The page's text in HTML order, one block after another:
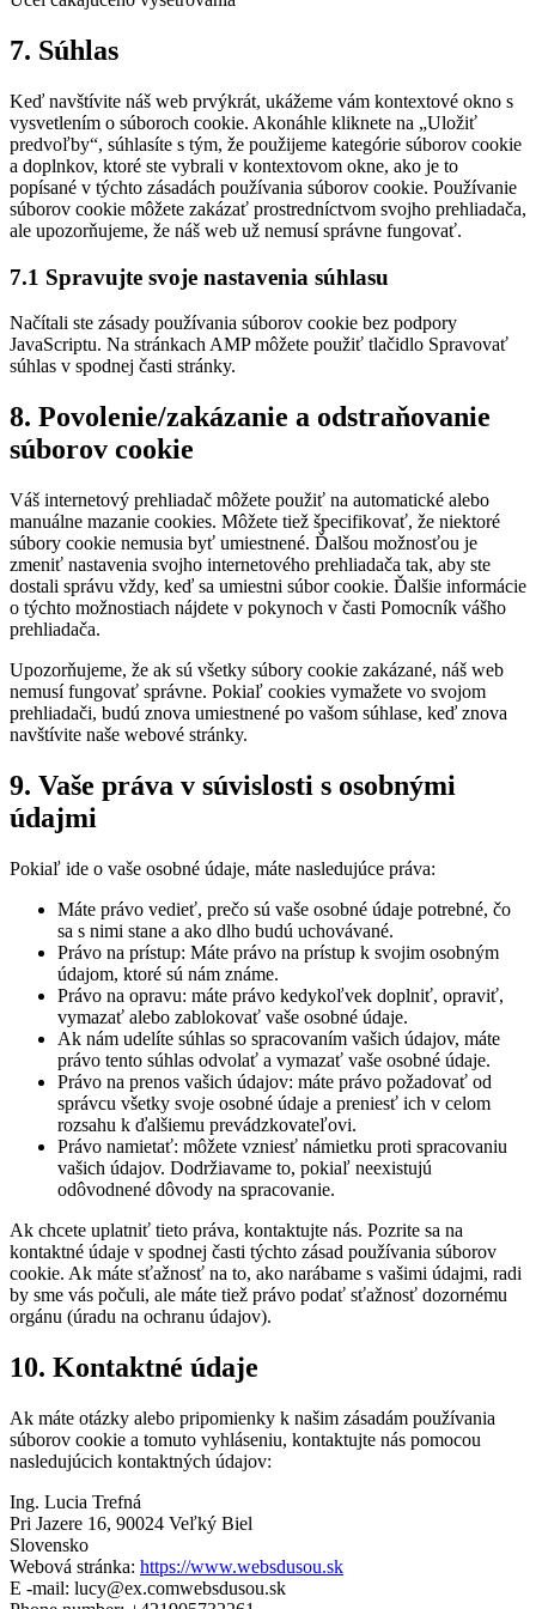
Consent
to
rôzne
7. Súhlas
Keď navštívite náš web prvýkrát, ukážeme vám kontextové okno s
vysvetlením o súboroch cookie. Akonáhle kliknete na „Uložiť
predvoľby“, súhlasíte s tým, že použijeme kategórie súborov cookie
a doplnkov, ktoré ste vybrali v kontextovom okne, ako je to
popísané v týchto zásadách používania súborov cookie. Používanie
súborov cookie môžete zakázať prostredníctvom svojho prehliadača,
ale upozorňujeme, že náš web už nemusí správne fungovať.
7.1 Spravujte svoje nastavenia súhlasu
Načítali ste zásady používania súborov cookie bez podpory
JavaScriptu. Na stránkach AMP môžete použiť tlačidlo Spravovať
súhlas v spodnej časti stránky.
8. Povolenie/zakázanie a odstraňovanie
súborov cookie
Váš internetový prehliadač môžete použiť na automatické alebo
manuálne mazanie cookies. Môžete tiež špecifikovať, že niektoré
súbory cookie nemusia byť umiestnené. Ďalšou možnosťou je
zmeniť nastavenia svojho internetového prehliadača tak, aby ste
dostali správu vždy, keď sa umiestni súbor cookie. Ďalšie informácie
o týchto možnostiach nájdete v pokynoch v časti Pomocník vášho
prehliadača.
Upozorňujeme, že ak sú všetky súbory cookie zakázané, náš web
nemusí fungovať správne. Pokiaľ cookies vymažete vo svojom
prehliadači, budú znova umiestnené po vašom súhlase, keď znova
navštívite naše webové stránky.
9. Vaše práva v súvislosti s osobnými
údajmi
Pokiaľ ide o vaše osobné údaje, máte nasledujúce práva:
Máte právo vedieť, prečo sú vaše osobné údaje potrebné, čo
sa s nimi stane a ako dlho budú uchovávané.
Právo na prístup: Máte právo na prístup k svojim osobným
údajom, ktoré sú nám známe.
Právo na opravu: máte právo kedykoľvek doplniť, opraviť,
vymazať alebo zablokovať vaše osobné údaje.
Ak nám udelíte súhlas so spracovaním vašich údajov, máte
právo tento súhlas odvolať a vymazať vaše osobné údaje.
Právo na prenos vašich údajov: máte právo požadovať od
správcu všetky svoje osobné údaje a preniesť ich v celom
rozsahu k ďalšiemu prevádzkovateľovi.
Právo namietať: môžete vzniesť námietku proti spracovaniu
vašich údajov. Dodržiavame to, pokiaľ neexistujú
odôvodnené dôvody na spracovanie.
Ak chcete uplatniť tieto práva, kontaktujte nás. Pozrite sa na
kontaktné údaje v spodnej časti týchto zásad používania súborov
cookie. Ak máte sťažnosť na to, ako narábame s vašimi údajmi, radi
by sme vás počuli, ale máte tiež právo podať sťažnosť dozornému
orgánu (úradu na ochranu údajov).
10. Kontaktné údaje
Ak máte otázky alebo pripomienky k našim zásadám používania
súborov cookie a tomuto vyhláseniu, kontaktujte nás pomocou
nasledujúcich kontaktných údajov:
Ing. Lucia Trefná
Pri Jazere 16, 90024 Veľký Biel
Slovensko
Webová stránka: https://www.websdusou.sk
E -mail: lucy@ex.comwebsdusou.sk